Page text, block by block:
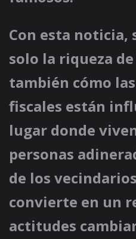
Con esta noticia,
solo la riqueza
también cómo
fiscales están
lugar donde
personas
de los
convierte en un
actitudes